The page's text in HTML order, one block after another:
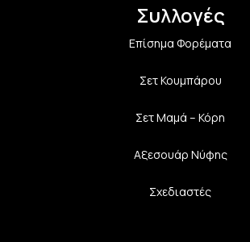
Συλλογές
Επίσημα Φορέματα
Σετ Κουμπάρου
Σετ Μαμά – Κόρη
Αξεσουάρ Νύφης
Σχεδιαστές